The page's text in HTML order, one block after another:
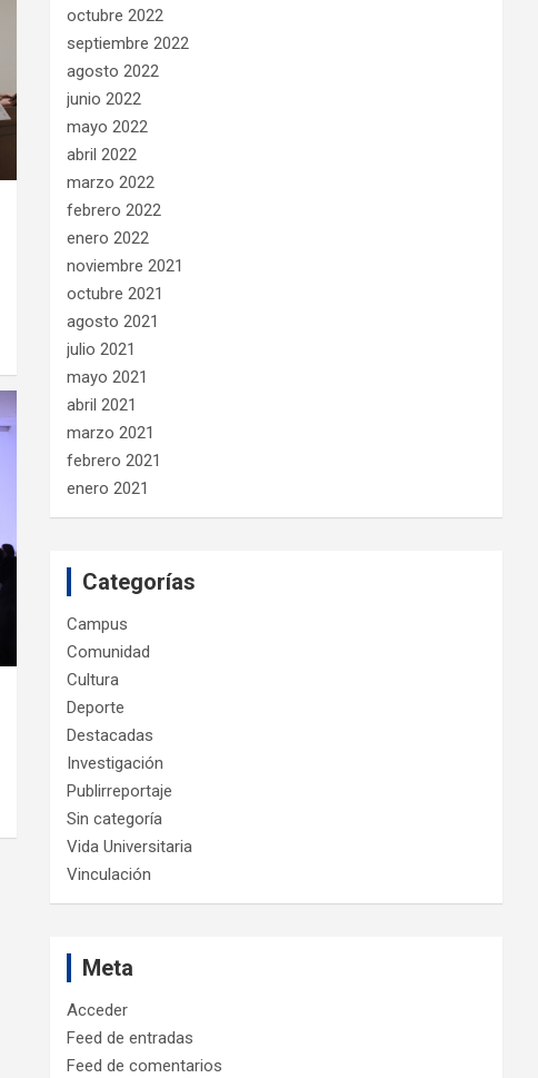
octubre 2022
septiembre 2022
agosto 2022
junio 2022
mayo 2022
abril 2022
marzo 2022
febrero 2022
enero 2022
noviembre 2021
octubre 2021
agosto 2021
julio 2021
mayo 2021
abril 2021
marzo 2021
febrero 2021
enero 2021
Categorías
Campus
Comunidad
Cultura
Deporte
Destacadas
Investigación
Publirreportaje
Sin categoría
Vida Universitaria
Vinculación
Meta
Acceder
Feed de entradas
Feed de comentarios